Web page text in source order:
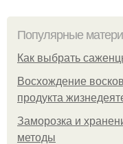
Популярные
Как выбрать
Восхождение
продукта
Заморозка и
методы